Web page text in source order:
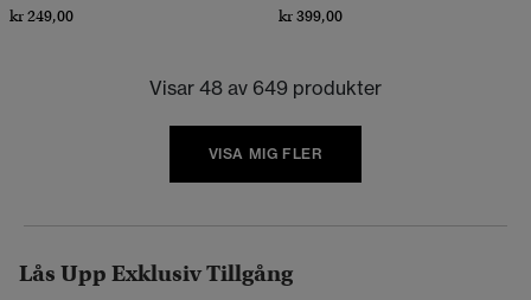
kr 249,00 kr 399,00
Visar 48 av 649 produkter
VISA MIG FLER
Lås Upp Exklusiv Tillgång